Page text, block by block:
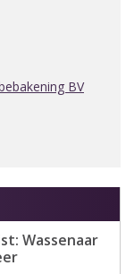
BV
Wassenaar